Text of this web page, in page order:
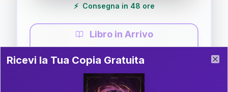
⚡ Consegna in 48 ore
Libro in Arrivo
Guida completa di Coppia
Il libro è in fase di scrittura. Iscriviti alla newsletter
per ricevere aggiornamenti!
Ricevi la Tua Copia Gratuita del Libro
Ricevi la Tua Copia Gratuita